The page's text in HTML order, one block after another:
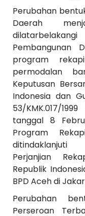
Perubahan
Daerah
Pembangunan
program
permodalan
Keputusan
Indonesia dan
53/KMK.017/
tanggal 8
Program
ditindaklanjuti
Perjanjian
Republik
BPD Aceh di
Perubahan
Perseroan